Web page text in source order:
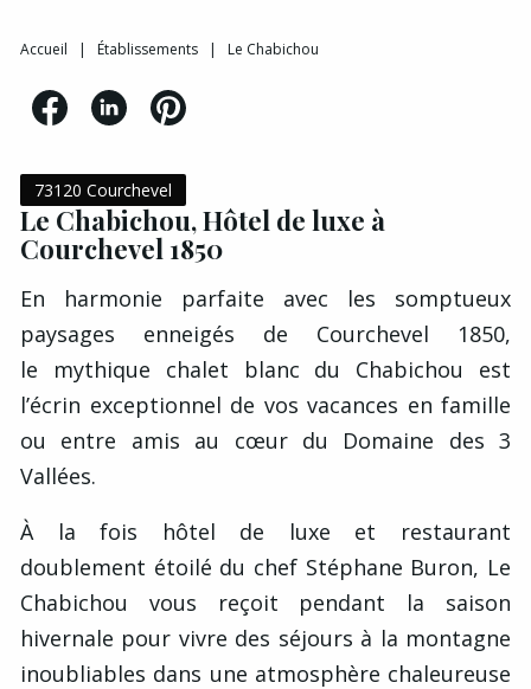
Accueil | Établissements | Le Chabichou
73120 Courchevel
Le Chabichou, Hôtel de luxe à
Courchevel 1850
En harmonie parfaite avec les somptueux
paysages enneigés de Courchevel 1850,
le mythique chalet blanc du Chabichou est
l’écrin exceptionnel de vos vacances en famille
ou entre amis au cœur du Domaine des 3
Vallées.
À la fois hôtel de luxe et restaurant
doublement étoilé du chef Stéphane Buron, Le
Chabichou vous reçoit pendant la saison
hivernale pour vivre des séjours à la montagne
inoubliables dans une atmosphère chaleureuse